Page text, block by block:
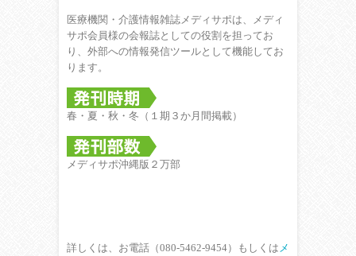
医療機関・介護情報雑誌メディサポは、メディ
サポ会員様の会報誌としての役割を担ってお
り、外部への情報発信ツールとして機能してお
ります。
春・夏・秋・冬（１期３か月間掲載）
メディサポ沖縄版２万部
詳しくは、お電話（080-5462-9454）もしくは メ